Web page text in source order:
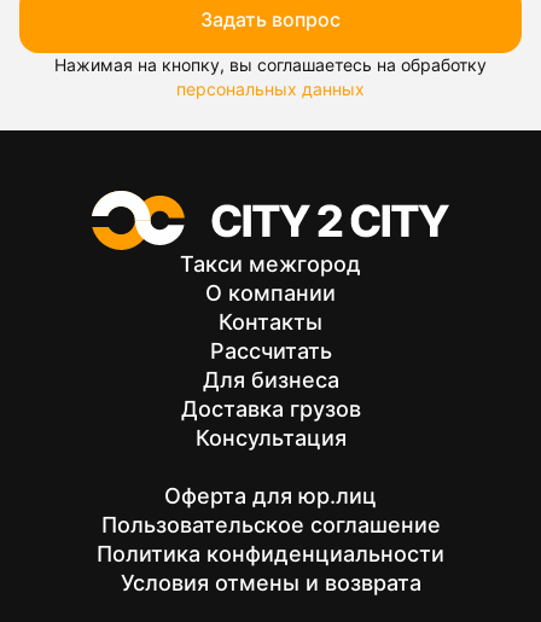
Задать вопрос
Нажимая на кнопку, вы соглашаетесь на обработку
персональных данных
Такси межгород
О компании
Контакты
Рассчитать
Для бизнеса
Доставка грузов
Консультация
Оферта для юр.лиц
Пользовательское соглашение
Политика конфиденциальности
Условия отмены и возврата